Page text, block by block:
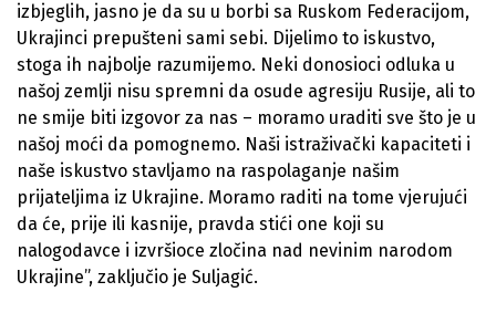
izbjeglih, jasno je da su u borbi sa Ruskom Federacijom,
Ukrajinci prepušteni sami sebi. Dijelimo to iskustvo,
stoga ih najbolje razumijemo. Neki donosioci odluka u
našoj zemlji nisu spremni da osude agresiju Rusije, ali to
ne smije biti izgovor za nas – moramo uraditi sve što je u
našoj moći da pomognemo. Naši istraživački kapaciteti i
naše iskustvo stavljamo na raspolaganje našim
prijateljima iz Ukrajine. Moramo raditi na tome vjerujući
da će, prije ili kasnije, pravda stići one koji su
nalogodavce i izvršioce zločina nad nevinim narodom
Ukrajine”, zaključio je Suljagić.